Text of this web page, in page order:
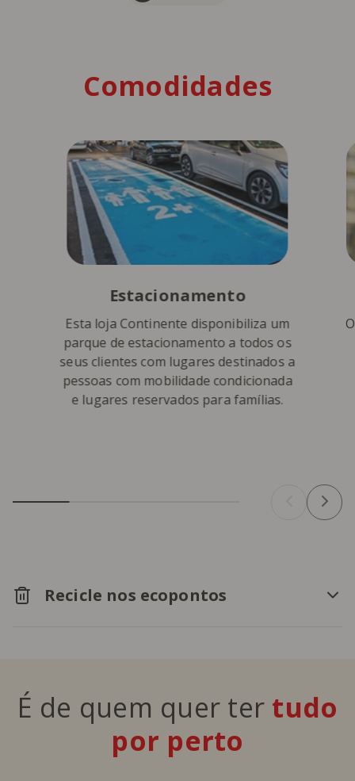
Comodidades
Estacionamento
Esta loja Continente disponibiliza um
parque de estacionamento a todos os
seus clientes com lugares destinados a
pessoas com mobilidade condicionada
e lugares reservados para famílias.
Recicle nos ecopontos
É de quem quer ter tudo
por perto